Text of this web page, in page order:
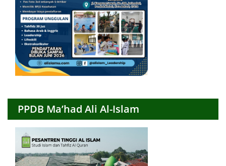
PPDB Ma’had Ali Al-Islam